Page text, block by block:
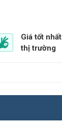
Giá tốt nhất
thị trường